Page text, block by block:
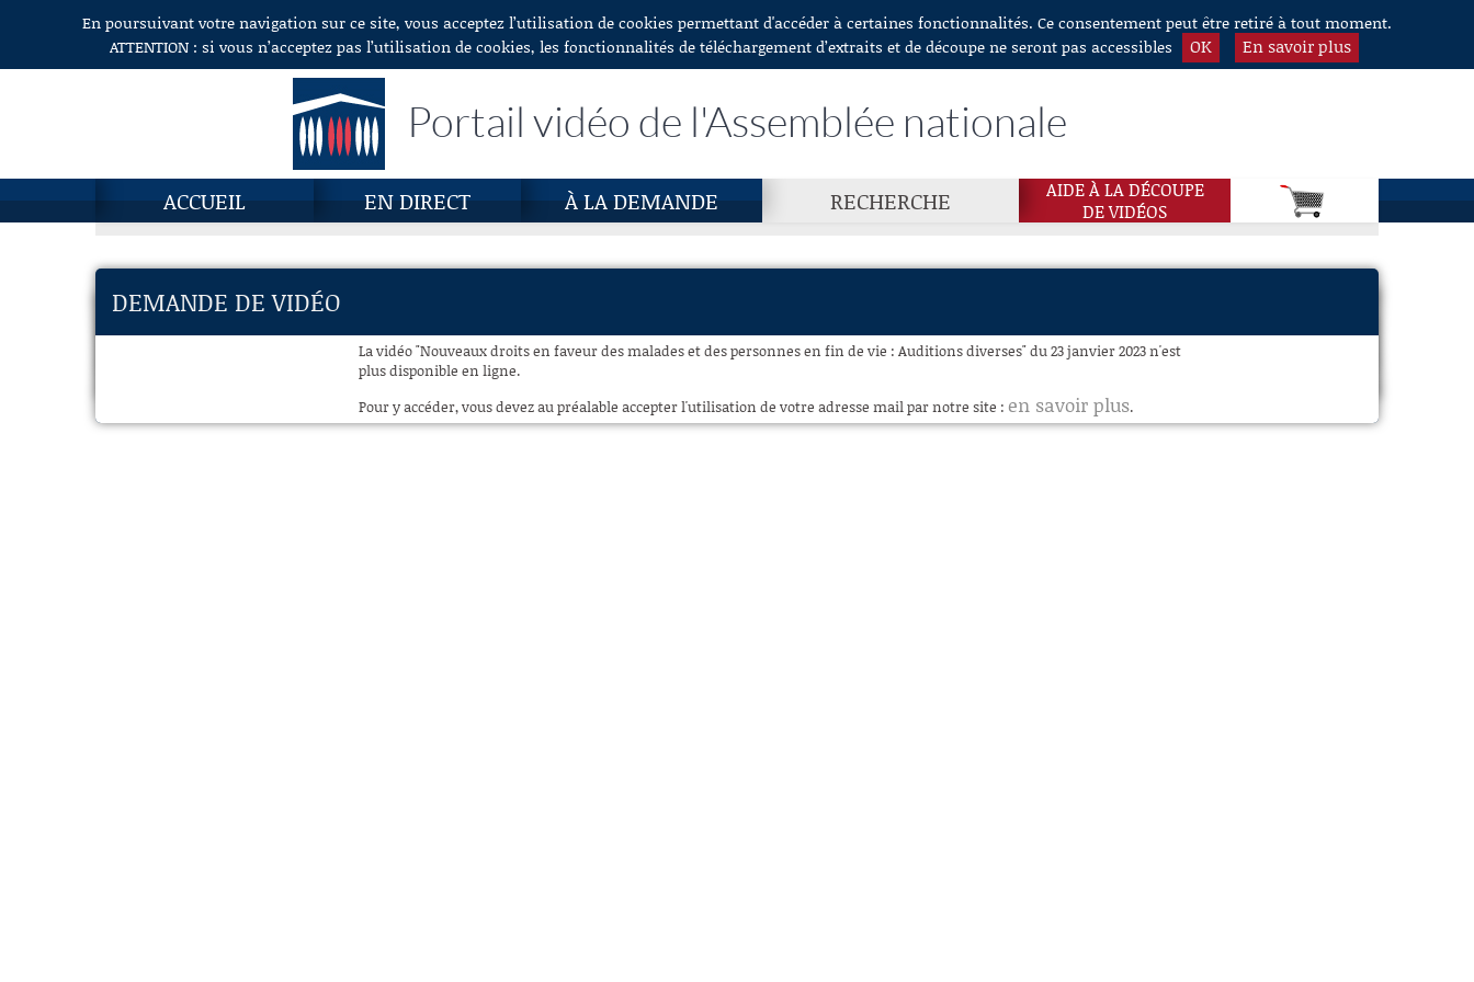
Aller au contenuEn poursuivant votre navigation sur ce site, vous acceptez l’utilisation de cookies permettant d'accéder à certaines fonctionnalités. Ce consentement peut être retiré à tout moment.
ATTENTION : si vous n’acceptez pas l’utilisation de cookies, les fonctionnalités de téléchargement d’extraits et de découpe ne seront pas accessibles
OK En savoir plus
Portail vidéo de l'Assemblée nationale
ACCUEIL EN DIRECT À LA DEMANDE RECHERCHE
AIDE À LA DÉCOUPE
DE VIDÉOS
DEMANDE DE VIDÉO
La vidéo "Nouveaux droits en faveur des malades et des personnes en fin de vie : Auditions diverses" du 23 janvier 2023 n'est
plus disponible en ligne.
Pour y accéder, vous devez au préalable accepter l'utilisation de votre adresse mail par notre site : en savoir plus.